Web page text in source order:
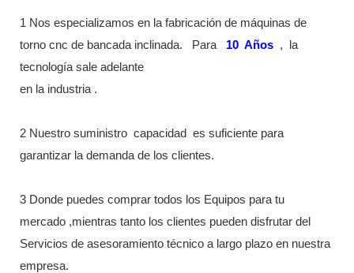
1 Nos especializamos en la fabricación de máquinas de
torno cnc de bancada inclinada.
Para 10 Años ,
la
tecnología sale adelante
en la industria .
2 Nuestro suministro capacidad
es suficiente para
garantizar la demanda de los clientes.
3 Donde puedes comprar todos los Equipos para tu
mercado ,mientras tanto los clientes pueden disfrutar del
Servicios de asesoramiento técnico a largo plazo en nuestra
empresa.